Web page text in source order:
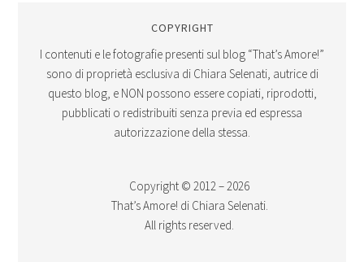
COPYRIGHT
I contenuti e le fotografie presenti sul blog “That’s Amore!”
sono di proprietà esclusiva di Chiara Selenati, autrice di
questo blog, e NON possono essere copiati, riprodotti,
pubblicati o redistribuiti senza previa ed espressa
autorizzazione della stessa.
Copyright © 2012 – 2026
That’s Amore! di Chiara Selenati.
All rights reserved.